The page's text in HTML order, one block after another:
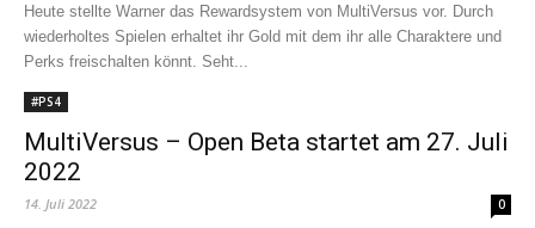
Heute stellte Warner das Rewardsystem von MultiVersus vor. Durch
wiederholtes Spielen erhaltet ihr Gold mit dem ihr alle Charaktere und
Perks freischalten könnt. Seht...
#PS4
MultiVersus – Open Beta startet am 27. Juli
2022
14. Juli 2022 0